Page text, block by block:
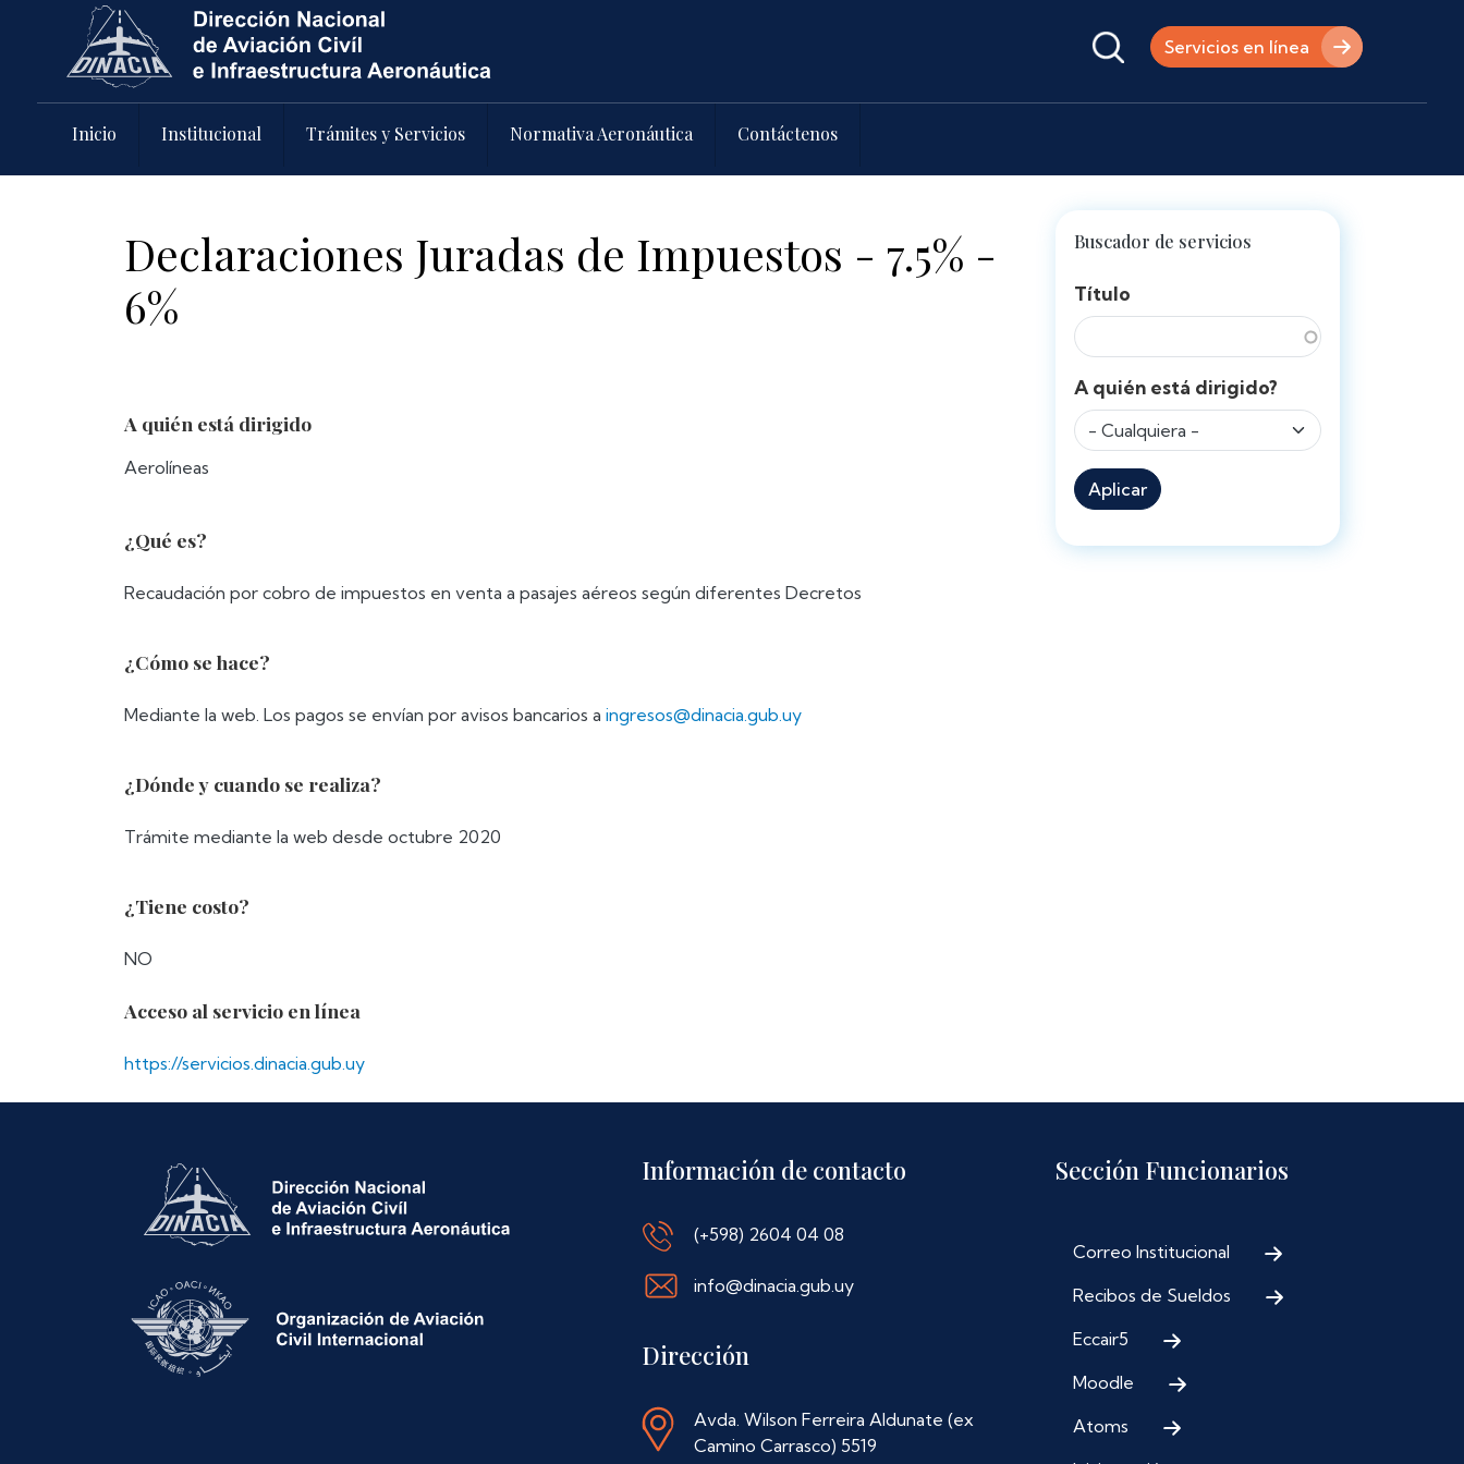
Pasar al contenido principal
Servicios en línea
Inicio Institucional Trámites y Servicios Normativa Aeronáutica Contáctenos
Declaraciones Juradas de Impuestos - 7.5% -
6%
A quién está dirigido
Aerolíneas
¿Qué es?
Recaudación por cobro de impuestos en venta a pasajes aéreos según diferentes Decretos
¿Cómo se hace?
Mediante la web. Los pagos se envían por avisos bancarios a ingresos@dinacia.gub.uy
¿Dónde y cuando se realiza?
Trámite mediante la web desde octubre 2020
¿Tiene costo?
NO
Acceso al servicio en línea
https://servicios.dinacia.gub.uy
Buscador de servicios
Título
A quién está dirigido?
Aplicar
Información de contacto
(+598) 2604 04 08
info@dinacia.gub.uy
Dirección
Avda. Wilson Ferreira Aldunate (ex
Camino Carrasco) 5519
Sección Funcionarios
Correo Institucional
Recibos de Sueldos
Eccair5
Moodle
Atoms